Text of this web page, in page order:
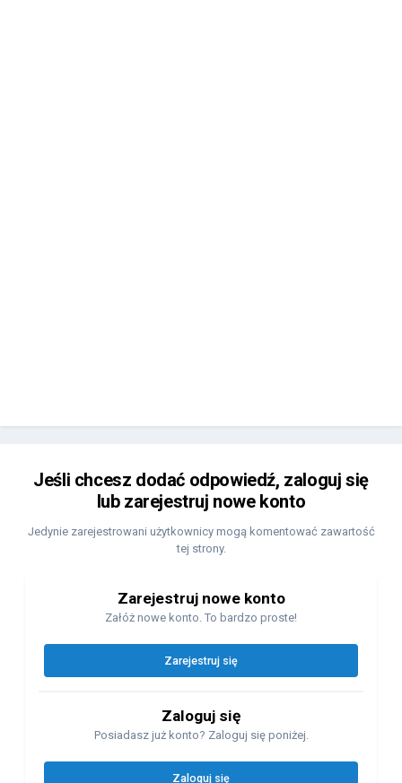
Jeśli chcesz dodać odpowiedź, zaloguj się
lub zarejestruj nowe konto
Jedynie zarejestrowani użytkownicy mogą komentować zawartość
tej strony.
Zarejestruj nowe konto
Załóż nowe konto. To bardzo proste!
Zarejestruj się
Zaloguj się
Posiadasz już konto? Zaloguj się poniżej.
Zaloguj się